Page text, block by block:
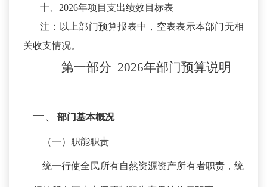
十、 2026年项目支出绩效目标表
注：以上部门预算报表中，空表表示本部门无相
关收支情况。
第一部分 2026年部门预算说明
一、 部门基本概况
（一）职能职责
统一行使全民所有自然资源资产所有者职责，统